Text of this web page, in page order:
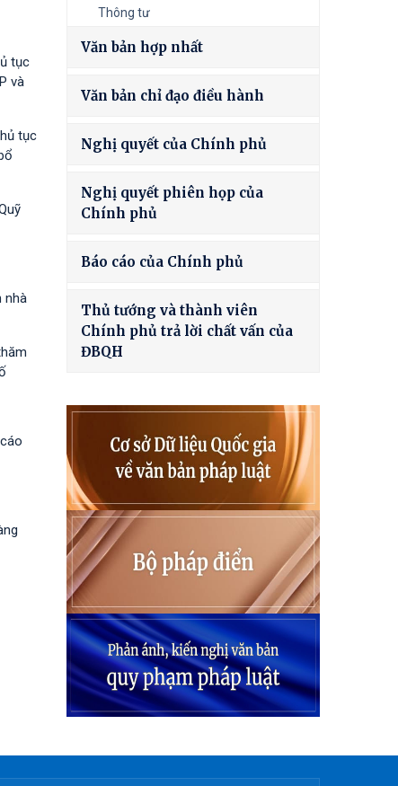
tục
và
tục
nhà
Thông tư
Văn bản hợp nhất
Văn bản chỉ đạo điều hành
Nghị quyết của Chính phủ
Nghị quyết phiên họp của
Chính phủ
Báo cáo của Chính phủ
Thủ tướng và thành viên
Chính phủ trả lời chất vấn của
ĐBQH